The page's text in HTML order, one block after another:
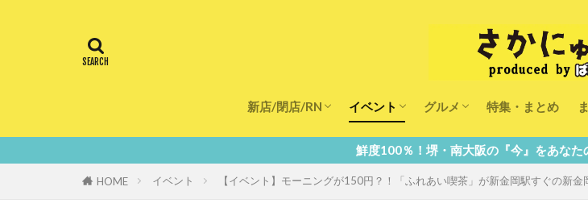
新店/閉店/RN イベント
キッズ
グルメ
ランチ
カフェ
特集・まとめ
鮮度100％！堺・南大阪の『今』をあなたのスマホへ直送！
HOME イベント 【イベント】モーニングが150円？！「ふれあい喫茶」が新金岡駅すぐの新